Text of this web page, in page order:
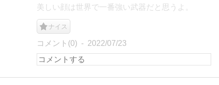
美しい顔は世界で一番強い武器だと思うよ。
ナイス
コメント(0) 2022/07/23